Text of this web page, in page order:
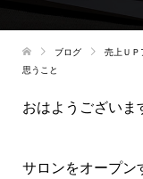
ブログ 売上ＵＰ
思うこと
おはようございま
サロンをオープン